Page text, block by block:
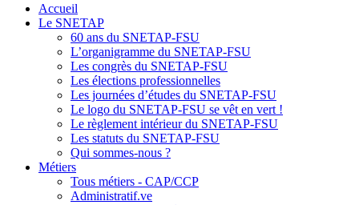
Accueil
Le SNETAP
60 ans du SNETAP-FSU
L’organigramme du SNETAP-FSU
Les congrès du SNETAP-FSU
Les élections professionnelles
Les journées d’études du SNETAP-FSU
Le logo du SNETAP-FSU se vêt en vert !
Le règlement intérieur du SNETAP-FSU
Les statuts du SNETAP-FSU
Qui sommes-nous ?
Métiers
Tous métiers - CAP/CCP
Administratif.ve